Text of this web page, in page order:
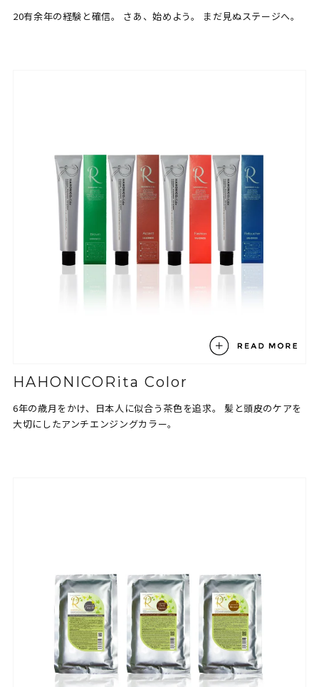
20有余年の経験と確信。 さあ、始めよう。 まだ見ぬステージへ。
HAHONICORita Color
6年の歳月をかけ、日本人に似合う茶色を追求。
髪と頭皮のケアを
大切にしたアンチエンジングカラー。